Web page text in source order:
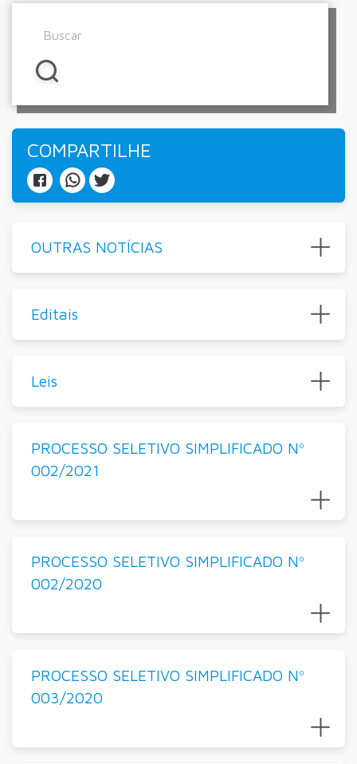
COMPARTILHE
OUTRAS NOTÍCIAS
Editais
Leis
PROCESSO SELETIVO SIMPLIFICADO Nº
002/2021
PROCESSO SELETIVO SIMPLIFICADO Nº
002/2020
PROCESSO SELETIVO SIMPLIFICADO Nº
003/2020